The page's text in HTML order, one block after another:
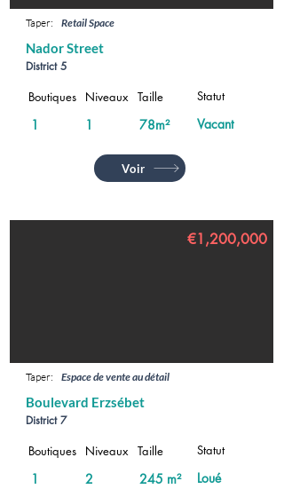
Taper: Retail Space
Nador Street
District 5
Boutiques Niveaux
1 1
Taille
78m²
Statut
Vacant
Voir
€1,200,000
Taper: Espace de vente au détail
Boulevard Erzsébet
District 7
Boutiques Niveaux
1 2
Taille
245 m²
Statut
Loué